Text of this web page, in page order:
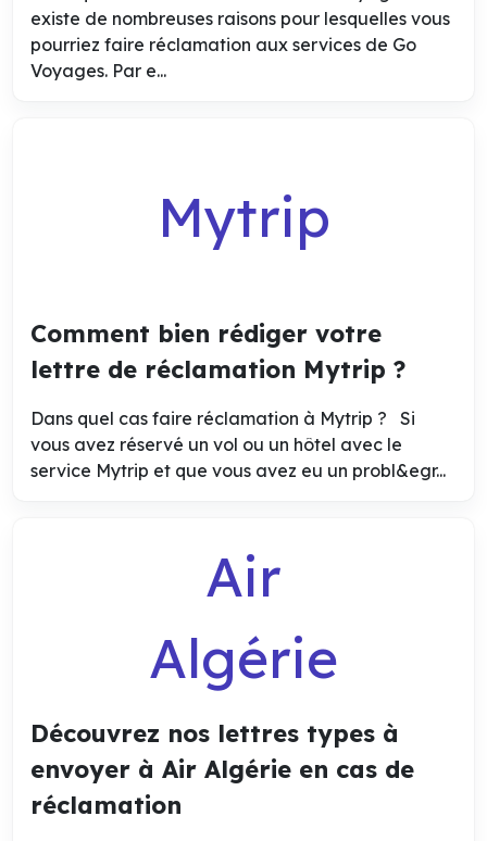
existe de nombreuses raisons pour lesquelles vous
pourriez faire réclamation aux services de Go
Voyages. Par e...
Mytrip
Comment bien rédiger votre
lettre de réclamation Mytrip ?
Dans quel cas faire réclamation à Mytrip ? Si
vous avez réservé un vol ou un hôtel avec le
service Mytrip et que vous avez eu un probl&egr...
Air
Algérie
Découvrez nos lettres types à
envoyer à Air Algérie en cas de
réclamation